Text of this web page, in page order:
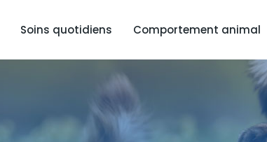
Soins quotidiens Comportement animal